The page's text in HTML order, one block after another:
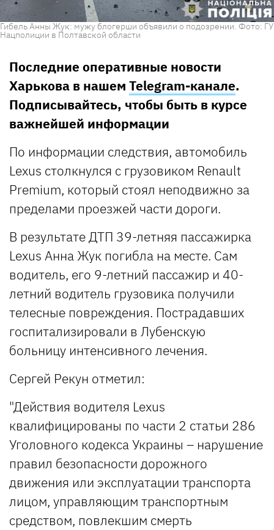
Гибель Анны Жук: мужу блогерши объявили о подозрении. Фото: ГУ
Нацполиции в Полтавской области
Последние оперативные новости
Харькова в нашем Telegram-канале.
Подписывайтесь, чтобы быть в курсе
важнейшей информации
По информации следствия, автомобиль
Lexus столкнулся с грузовиком Renault
Premium, который стоял неподвижно за
пределами проезжей части дороги.
В результате ДТП 39-летняя пассажирка
Lexus Анна Жук погибла на месте. Сам
водитель, его 9-летний пассажир и 40-
летний водитель грузовика получили
телесные повреждения. Пострадавших
госпитализировали в Лубенскую
больницу интенсивного лечения.
Сергей Рекун отметил:
"Действия водителя Lexus
квалифицированы по части 2 статьи 286
Уголовного кодекса Украины – нарушение
правил безопасности дорожного
движения или эксплуатации транспорта
лицом, управляющим транспортным
средством, повлекшим смерть